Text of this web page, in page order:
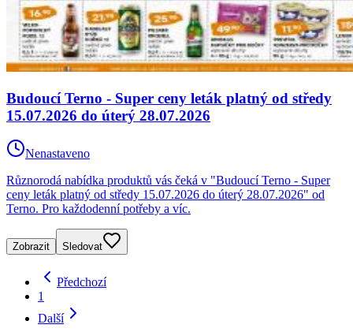
Budoucí Terno - Super ceny leták platný od středy
15.07.2026 do úterý 28.07.2026
Nenastaveno
Různorodá nabídka produktů vás čeká v "Budoucí Terno - Super
ceny leták platný od středy 15.07.2026 do úterý 28.07.2026" od
Terno. Pro každodenní potřeby a víc.
Zobrazit Sledovat
Předchozí
1
Další